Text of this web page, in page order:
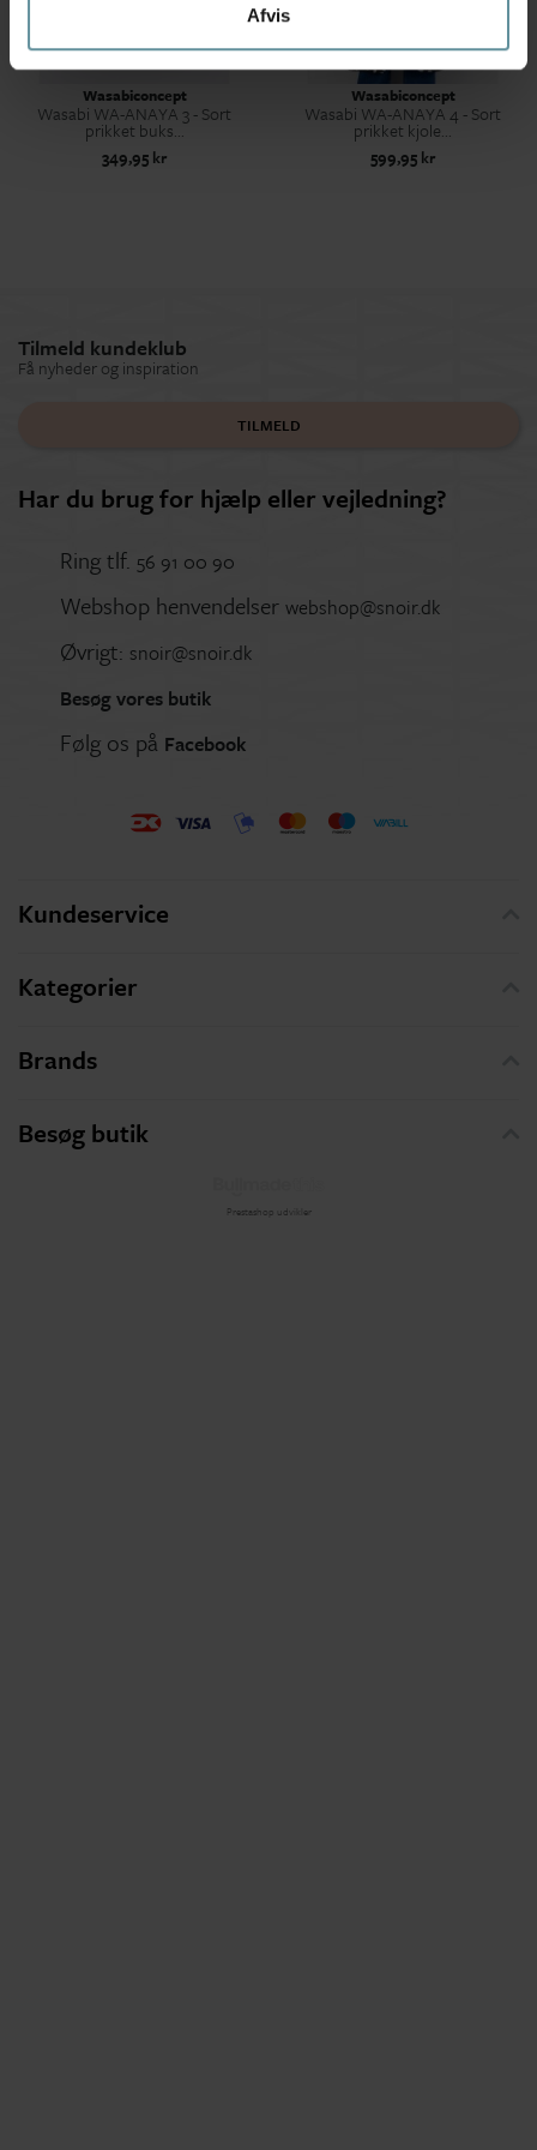
Afvis
Wasabiconcept
Wasabi WA-ANAYA 3 - Sort
prikket buks...
349,95 kr
Wasabiconcept
Wasabi WA-ANAYA 4 - Sort
prikket kjole...
599,95 kr
Tilmeld kundeklub
Få nyheder og inspiration
TILMELD
Har du brug for hjælp eller vejledning?
Ring tlf. 56 91 00 90
Webshop henvendelser webshop@snoir.dk
Øvrigt: snoir@snoir.dk
Besøg vores butik
Følg os på Facebook
Kundeservice
Kategorier
Brands
Besøg butik
Prestashop udvikler